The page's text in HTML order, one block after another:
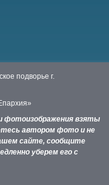
подворье г.
фотоизображения взяты
автором фото и не
сайте, сообщите
уберем его с